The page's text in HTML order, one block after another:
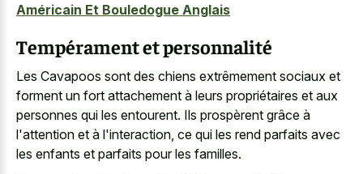
Américain Et Bouledogue Anglais
Tempérament et personnalité
Les Cavapoos sont des chiens extrêmement sociaux et
forment un fort attachement à leurs propriétaires et aux
personnes qui les entourent. Ils prospèrent grâce à
l'attention et à l'interaction, ce qui les rend parfaits avec
les enfants et parfaits pour les familles.